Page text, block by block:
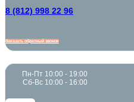
8 (812) 998 22 96
Заказать обратный звонок
Пн-Пт 10:00 - 19:00
Сб-Вс 10:00 - 16:00